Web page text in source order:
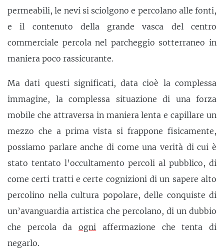
permeabili, le nevi si sciolgono e percolano alle fonti,
e il contenuto della grande vasca del centro
commerciale percola nel parcheggio sotterraneo in
maniera poco rassicurante.
Ma dati questi significati, data cioè la complessa
immagine, la complessa situazione di una forza
mobile che attraversa in maniera lenta e capillare un
mezzo che a prima vista si frappone fisicamente,
possiamo parlare anche di come una verità di cui è
stato tentato l’occultamento percoli al pubblico, di
come certi tratti e certe cognizioni di un sapere alto
percolino nella cultura popolare, delle conquiste di
un’avanguardia artistica che percolano, di un dubbio
che percola daogni affermazione che tenta di
negarlo.